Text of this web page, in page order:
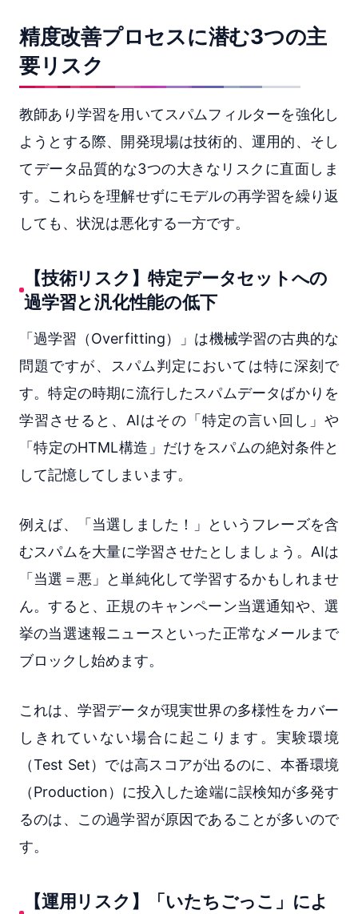
精度改善プロセスに潜む3つの主
要リスク
教師あり学習を用いてスパムフィルターを強化し
ようとする際、開発現場は技術的、運用的、そし
てデータ品質的な3つの大きなリスクに直面しま
す。これらを理解せずにモデルの再学習を繰り返
しても、状況は悪化する一方です。
【技術リスク】特定データセットへの
過学習と汎化性能の低下
「過学習（Overfitting）」は機械学習の古典的な
問題ですが、スパム判定においては特に深刻で
す。特定の時期に流行したスパムデータばかりを
学習させると、AIはその「特定の言い回し」や
「特定のHTML構造」だけをスパムの絶対条件と
して記憶してしまいます。
例えば、「当選しました！」というフレーズを含
むスパムを大量に学習させたとしましょう。AIは
「当選＝悪」と単純化して学習するかもしれませ
ん。すると、正規のキャンペーン当選通知や、選
挙の当選速報ニュースといった正常なメールまで
ブロックし始めます。
これは、学習データが現実世界の多様性をカバー
しきれていない場合に起こります。実験環境
（Test Set）では高スコアが出るのに、本番環境
（Production）に投入した途端に誤検知が多発す
るのは、この過学習が原因であることが多いので
す。
【運用リスク】「いたちごっこ」によ